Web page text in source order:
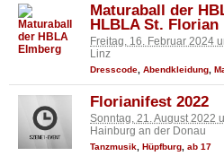
Maturaball der
HLBLA St. Florian
Freitag, 16. Februar 2024
Linz
Dresscode Abendkleidung
Florianifest 2022
Sonntag, 21. August 2022
Hainburg an der Donau
Tanzmusik, Hüpfburg, ab 17